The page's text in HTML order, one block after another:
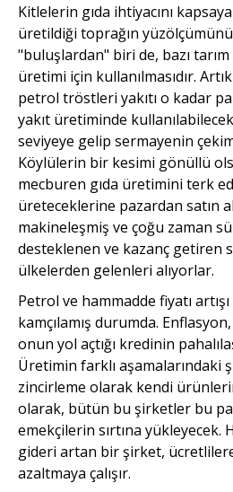
Kitlelerin gıda ihtiyacını
üretildiği toprağın
"buluşlardan" biri de, bazı
üretimi için kullanılmasıdır.
petrol tröstleri yakıtı o kadar
yakıt üretiminde
seviyeye gelip sermayenin
Köylülerin bir kesimi gönüllü
mecburen gıda üretimini terk
üreteceklerine pazardan satın
makineleşmiş ve çoğu zaman
desteklenen ve kazanç getiren
ülkelerden gelenleri alıyorlar.
Petrol ve hammadde fiyatı
kamçılamış durumda.
onun yol açtığı kredinin
Üretimin farklı aşamalarındaki
zincirleme olarak kendi
olarak, bütün bu şirketler bu
emekçilerin sırtına yükleyecek.
gideri artan bir şirket,
azaltmaya çalışır.